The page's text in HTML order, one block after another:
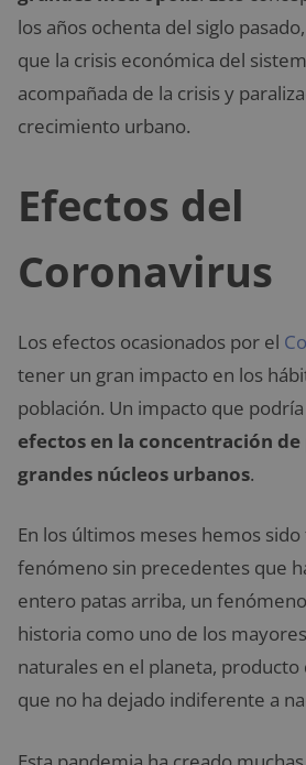
los años ochenta del siglo
que la crisis económica del
acompañada de la crisis y
crecimiento urbano.
Efectos del
Coronavirus
Los efectos ocasionados por el
tener un gran impacto en los
población. Un impacto que
efectos en la concentración de
grandes núcleos urbanos.
En los últimos meses hemos
fenómeno sin precedentes que
entero patas arriba, un
historia como uno de los
naturales en el planeta, producto
que no ha dejado indiferente a